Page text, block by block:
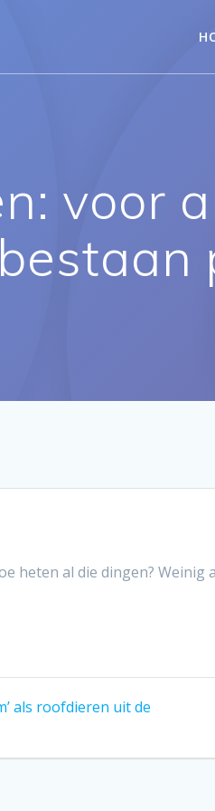
voor
heten al die dingen?
als roofdieren uit de